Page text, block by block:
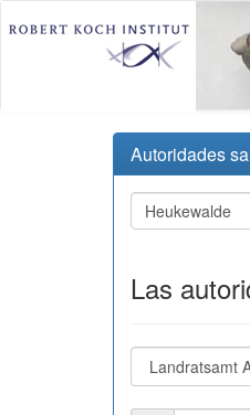
Autoridades
Las